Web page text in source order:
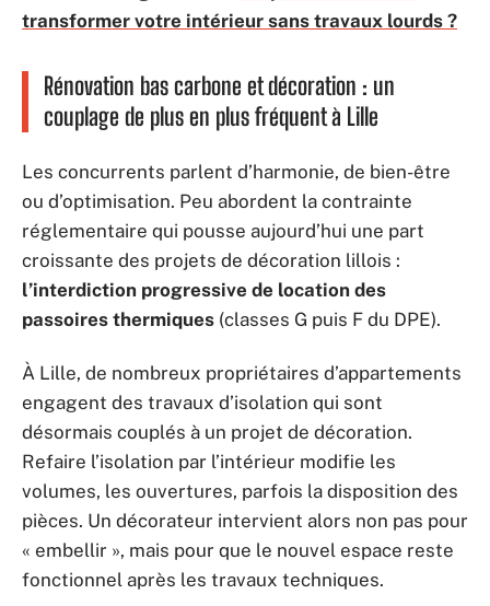
transformer votre intérieur sans travaux lourds ?
Rénovation bas carbone et décoration : un
couplage de plus en plus fréquent à Lille
Les concurrents parlent d’harmonie, de bien-être
ou d’optimisation. Peu abordent la contrainte
réglementaire qui pousse aujourd’hui une part
croissante des projets de décoration lillois :
l’interdiction progressive de location des
passoires thermiques (classes G puis F du DPE).
À Lille, de nombreux propriétaires d’appartements
engagent des travaux d’isolation qui sont
désormais couplés à un projet de décoration.
Refaire l’isolation par l’intérieur modifie les
volumes, les ouvertures, parfois la disposition des
pièces. Un décorateur intervient alors non pas pour
« embellir », mais pour que le nouvel espace reste
fonctionnel après les travaux techniques.